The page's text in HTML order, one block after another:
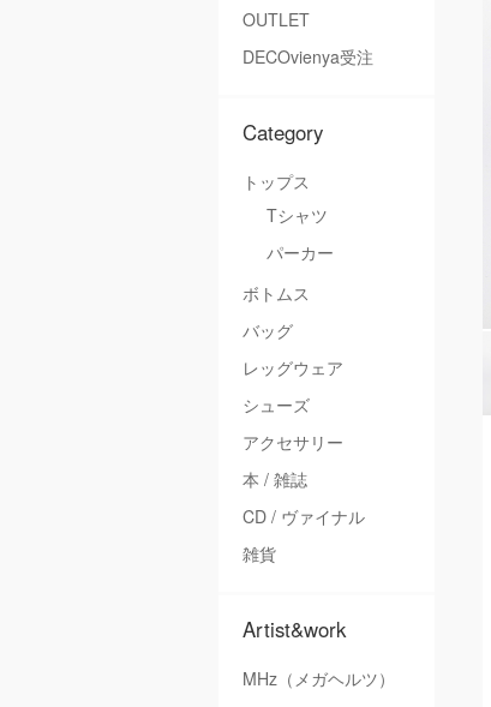
OUTLET
DECOvienya受注
Category
トップス
Tシャツ
パーカー
ボトムス
バッグ
レッグウェア
シューズ
アクセサリー
本 / 雑誌
CD / ヴァイナル
雑貨
Artist&work
MHz（メガヘルツ）